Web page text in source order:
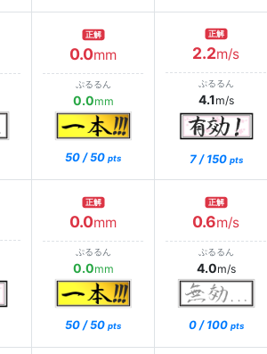
正解
0.0mm
ぷるるん
0.0mm
50 / 50 pts
正解
2.2m/s
ぷるるん
4.1m/s
7 / 150 pts
正解
0.0mm
ぷるるん
0.0mm
50 / 50 pts
正解
0.6m/s
ぷるるん
4.0m/s
0 / 100 pts